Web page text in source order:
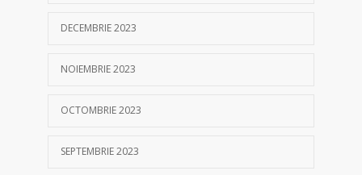
DECEMBRIE 2023
NOIEMBRIE 2023
OCTOMBRIE 2023
SEPTEMBRIE 2023